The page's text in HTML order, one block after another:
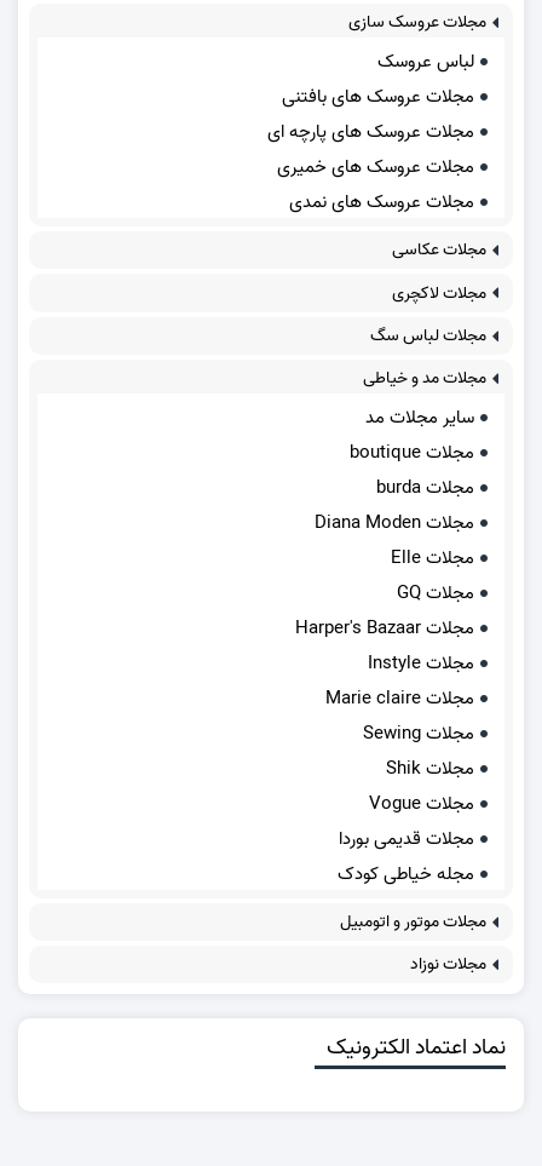
مجلات عروسک سازی
لباس عروسک
مجلات عروسک های بافتنی
مجلات عروسک های پارچه ای
مجلات عروسک های خمیری
مجلات عروسک های نمدی
مجلات عکاسی
مجلات لاکچری
مجلات لباس سگ
مجلات مد و خیاطی
سایر مجلات مد
مجلات boutique
مجلات burda
مجلات Diana Moden
مجلات Elle
مجلات GQ
مجلات Harper's Bazaar
مجلات Instyle
مجلات Marie claire
مجلات Sewing
مجلات Shik
مجلات Vogue
مجلات قدیمی بوردا
مجله خیاطی کودک
مجلات موتور و اتومبیل
مجلات نوزاد
نماد اعتماد الکترونیک